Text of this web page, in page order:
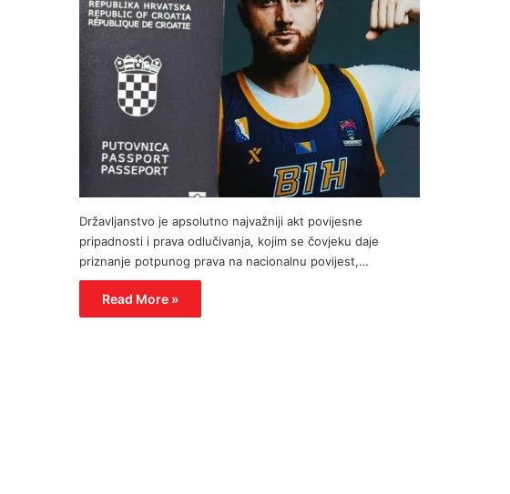
Državljanstvo je apsolutno najvažniji akt povijesne
pripadnosti i prava odlučivanja, kojim se čovjeku daje
priznanje potpunog prava na nacionalnu povijest,…
Read More »